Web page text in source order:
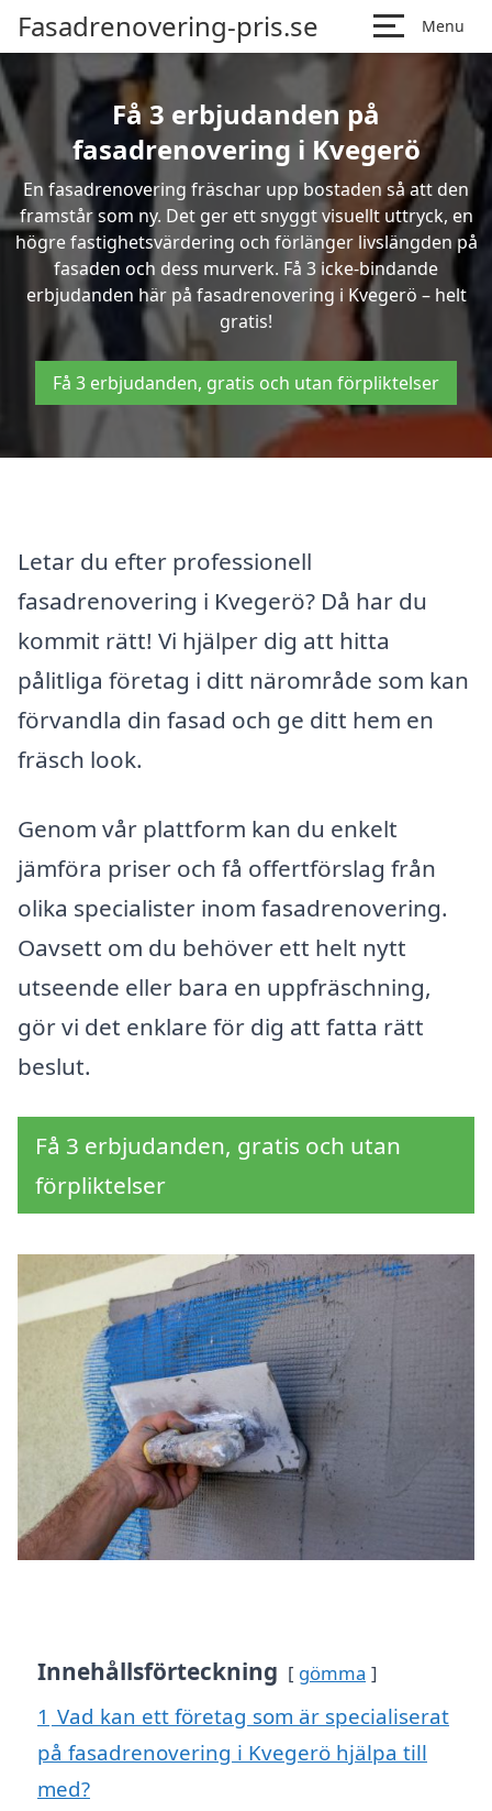
Fasadrenovering-pris.se Menu
Få 3 erbjudanden på
fasadrenovering i Kvegerö
En fasadrenovering fräschar upp bostaden så att den
framstår som ny. Det ger ett snyggt visuellt uttryck, en
högre fastighetsvärdering och förlänger livslängden på
fasaden och dess murverk. Få 3 icke-bindande
erbjudanden här på fasadrenovering i Kvegerö – helt
gratis!
Få 3 erbjudanden, gratis och utan förpliktelser
Letar du efter professionell
fasadrenovering i Kvegerö? Då har du
kommit rätt! Vi hjälper dig att hitta
pålitliga företag i ditt närområde som kan
förvandla din fasad och ge ditt hem en
fräsch look.
Genom vår plattform kan du enkelt
jämföra priser och få offertförslag från
olika specialister inom fasadrenovering.
Oavsett om du behöver ett helt nytt
utseende eller bara en uppfräschning,
gör vi det enklare för dig att fatta rätt
beslut.
Få 3 erbjudanden, gratis och utan
förpliktelser
Innehållsförteckning gömma
1 Vad kan ett företag som är specialiserat
på fasadrenovering i Kvegerö hjälpa till
med?